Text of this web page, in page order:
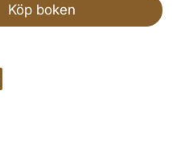
Köp boken
på